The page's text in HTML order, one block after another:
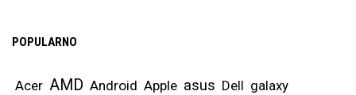
POPULARNO
Acer AMD Android Apple asus Dell galaxy